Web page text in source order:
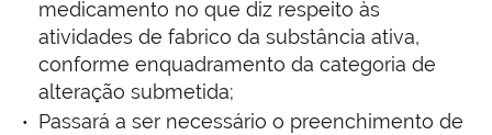
medicamento no que diz respeito às
atividades de fabrico da substância ativa,
conforme enquadramento da categoria de
alteração submetida;
Passará a ser necessário o preenchimento de